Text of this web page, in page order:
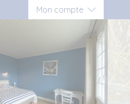
Mon compte
Connexion
Inscription vacancier
Inscription propriétaire